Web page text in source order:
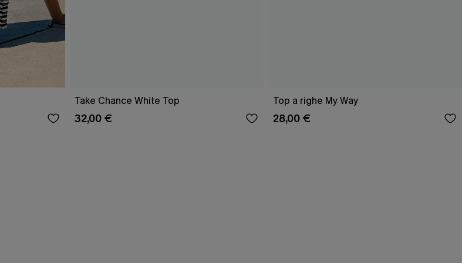
Take Chance White Top
32,00 €
Top a righe My Way
28,00 €